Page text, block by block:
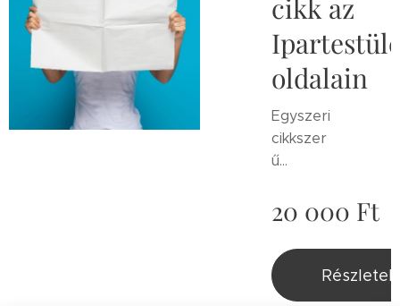
cikk az
oldalain
Egyszeri
cikkszer
ű
és.
Cégbem
utatás,
szolgálta
tás
20 000 Ft
Részletek